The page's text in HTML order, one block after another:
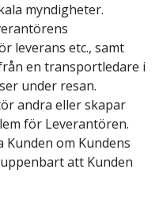
myndigheter.
leverans etc., samt
en transportledare i
under resan.
andra eller skapar
för Leverantören.
om Kundens
att Kunden